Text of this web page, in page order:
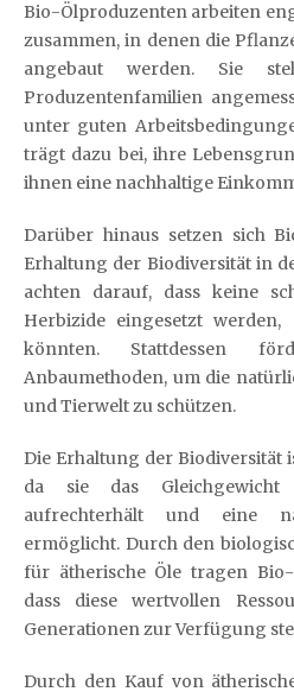
Bio-Ölproduzenten arbeiten
zusammen, in denen die
angebaut werden. Sie
Produzentenfamilien
unter guten
trägt dazu bei, ihre
ihnen eine nachhaltige
Darüber hinaus setzen sich
Erhaltung der Biodiversität in
achten darauf, dass keine
Herbizide eingesetzt
könnten. Stattdessen
Anbaumethoden, um die
und Tierwelt zu schützen.
Die Erhaltung der Biodiversität
da sie das
aufrechterhält und eine
ermöglicht. Durch den
für ätherische Öle tragen
dass diese wertvollen
Generationen zur Verfügung
Durch den Kauf von